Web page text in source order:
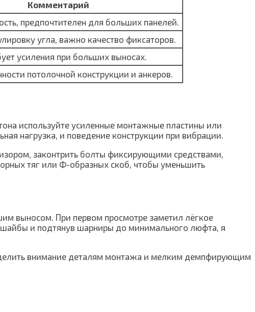
Комментарий
предпочтителен для больших панелей.
угла, важно качество фиксаторов.
усиления при больших выносах.
потолочной конструкции и анкеров.
используйте усиленные монтажные пластины или
нагрузка, и поведение конструкции при вибрации.
законтрить болты фиксирующими средствами,
тяг или Ф-образных скоб, чтобы уменьшить
выносом. При первом просмотре заметил лёгкое
и подтянув шарниры до минимального люфта, я
внимание деталям монтажа и мелким демпфирующим